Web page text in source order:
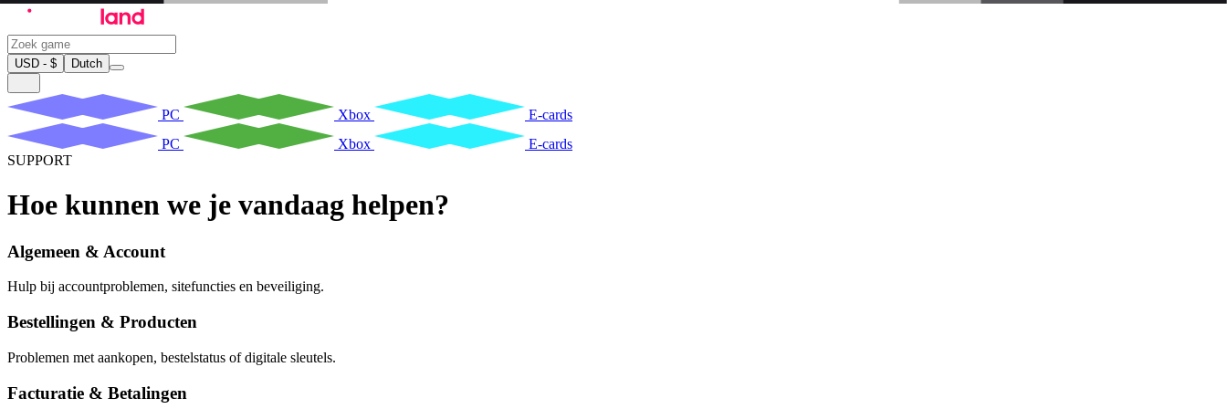
USD - $ Dutch
PC Xbox
E-cards
PC
Xbox
E-cards
SUPPORT
Hoe kunnen we je vandaag helpen?
Algemeen & Account
Hulp bij accountproblemen, sitefuncties en beveiliging.
Bestellingen & Producten
Problemen met aankopen, bestelstatus of digitale sleutels.
Facturatie & Betalingen